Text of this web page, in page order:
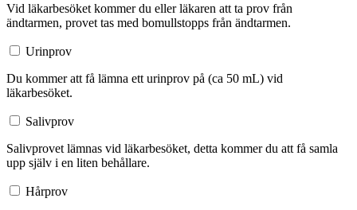
Vid läkarbesöket kommer du eller läkaren att ta prov från
ändtarmen, provet tas med bomullstopps från ändtarmen.
Urinprov
Du kommer att få lämna ett urinprov på (ca 50 mL) vid
läkarbesöket.
Salivprov
Salivprovet lämnas vid läkarbesöket, detta kommer du att få samla
upp själv i en liten behållare.
Hårprov